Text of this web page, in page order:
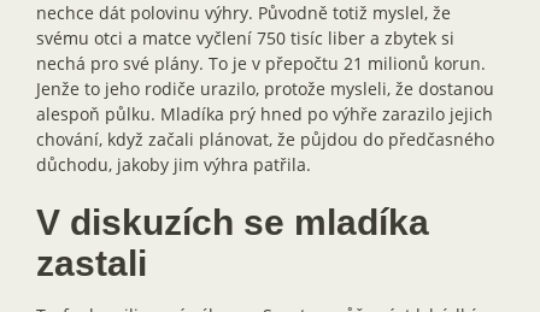
nechce dát polovinu výhry. Původně totiž myslel, že
svému otci a matce vyčlení 750 tisíc liber a zbytek si
nechá pro své plány. To je v přepočtu 21 milionů korun.
Jenže to jeho rodiče urazilo, protože mysleli, že dostanou
alespoň půlku. Mladíka prý hned po výhře zarazilo jejich
chování, když začali plánovat, že půjdou do předčasného
důchodu, jakoby jim výhra patřila.
V diskuzích se mladíka
zastali